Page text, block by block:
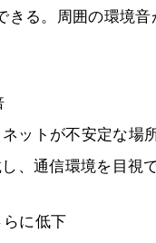
きる。周囲の環境
ットが不安定な場
、通信環境を目視
らに低下